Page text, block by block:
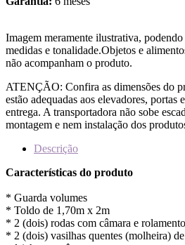
Imagem meramente ilustrativa,
medidas e tonalidade.Objetos e
não acompanham o produto.
ATENÇÃO: Confira as dimensões do
estão adequadas aos elevadores, portas
entrega. A transportadora não sobe
montagem e nem instalação dos
Descrição
Características do produto
* Guarda volumes
* Toldo de 1,70m x 2m
* 2 (dois) rodas com câmara e rolamento
* 2 (dois) vasilhas quentes (molheira)